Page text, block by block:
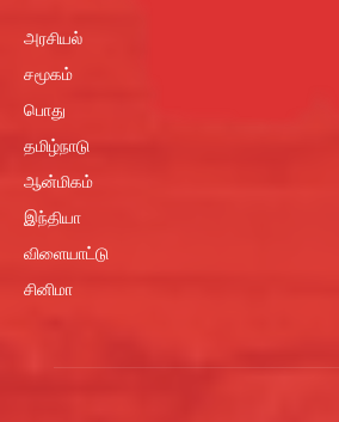
அரசியல்
சமூகம்
பொது
தமிழ்நாடு
ஆன்மிகம்
இந்தியா
விளையாட்டு
சினிமா